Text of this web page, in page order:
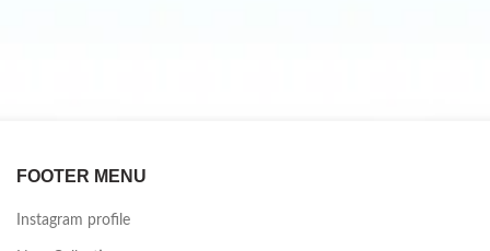
FOOTER MENU
Instagram profile